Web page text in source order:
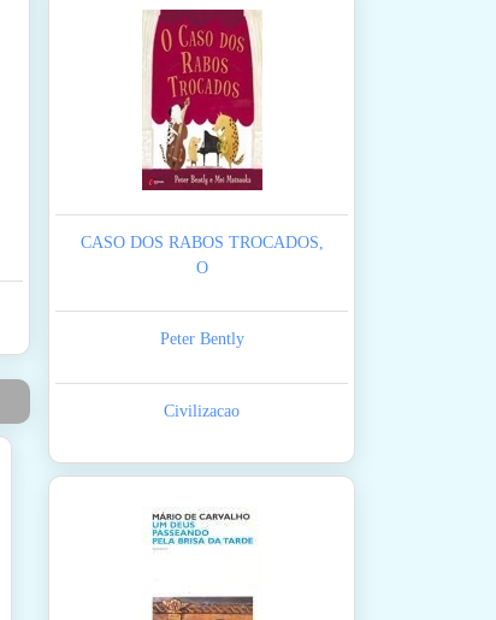
CASO DOS RABOS TROCADOS,
O
Peter Bently
Civilizacao